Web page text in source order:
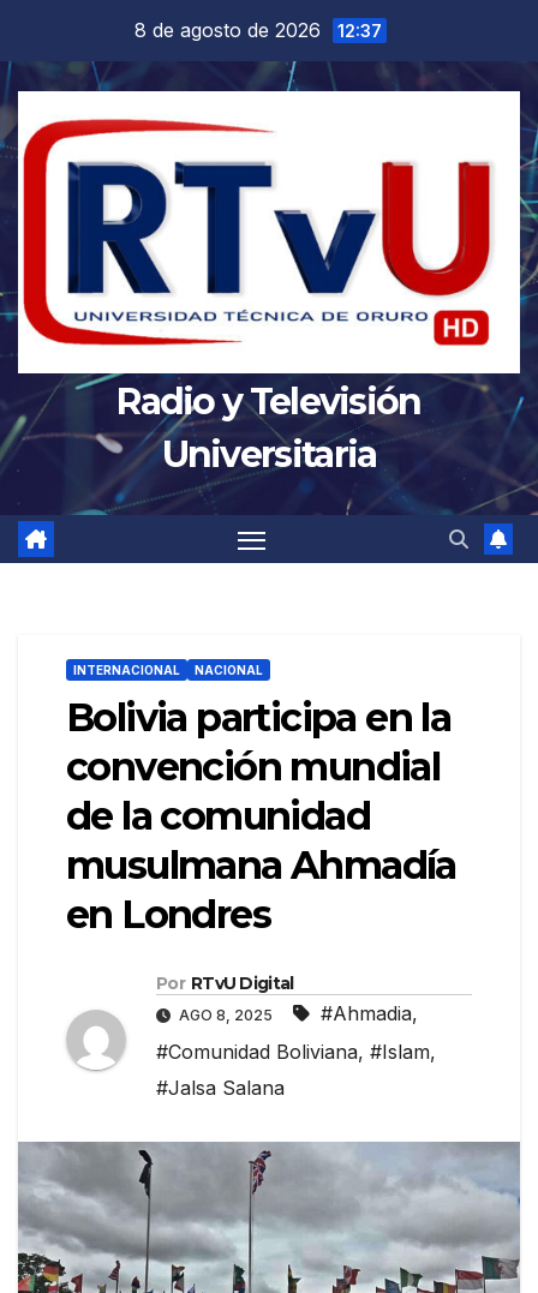
contenido
8 de agosto de 2026 12:37
Radio y Televisión
Universitaria
INTERNACIONAL NACIONAL
Bolivia participa en la
convención mundial
de la comunidad
musulmana Ahmadía
en Londres
Por RTvU Digital
AGO 8, 2025 #Ahmadia,
#Comunidad Boliviana, #Islam,
#Jalsa Salana